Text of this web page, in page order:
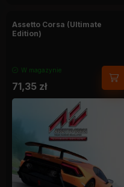
Assetto Corsa (Ultimate
Edition)
W magazynie
71,35 zł